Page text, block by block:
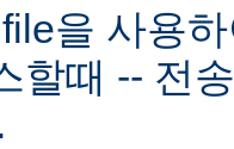
을 사용
할때 -- 전